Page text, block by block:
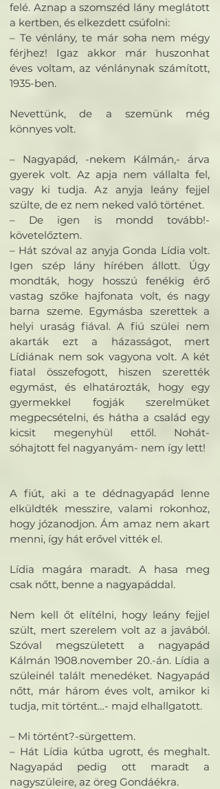
felé. Aznap a szomszéd lány meglátott
a kertben, és elkezdett csúfolni:
– Te vénlány, te már soha nem mégy
férjhez! Igaz akkor már huszonhat
éves voltam, az vénlánynak számított,
1935-ben.
Nevettünk, de a szemünk még
könnyes volt.
– Nagyapád, -nekem Kálmán,- árva
gyerek volt. Az apja nem vállalta fel,
vagy ki tudja. Az anyja leány fejjel
szülte, de ez nem neked való történet.
– De igen is mondd tovább!-
követelőztem.
– Hát szóval az anyja Gonda Lídia volt.
Igen szép lány hírében állott. Úgy
mondták, hogy hosszú fenékig érő
vastag szőke hajfonata volt, és nagy
barna szeme. Egymásba szerettek a
helyi uraság fiával. A fiú szülei nem
akarták ezt a házasságot, mert
Lídiának nem sok vagyona volt. A két
fiatal összefogott, hiszen szerették
egymást, és elhatározták, hogy egy
gyermekkel fogják szerelmüket
megpecsételni, és hátha a család egy
kicsit megenyhül ettől. Nohát-
sóhajtott fel nagyanyám- nem így lett!
A fiút, aki a te dédnagyapád lenne
elküldték messzire, valami rokonhoz,
hogy józanodjon. Ám amaz nem akart
menni, így hát erővel vitték el.
Lídia magára maradt. A hasa meg
csak nőtt, benne a nagyapáddal.
Nem kell őt elítélni, hogy leány fejjel
szült, mert szerelem volt az a javából.
Szóval megszületett a nagyapád
Kálmán 1908.november 20.-án. Lídia a
szüleinél talált menedéket. Nagyapád
nőtt, már három éves volt, amikor ki
tudja, mit történt…- majd elhallgatott.
– Mi történt?-sürgettem.
– Hát Lídia kútba ugrott, és meghalt.
Nagyapád pedig ott maradt a
nagyszüleire, az öreg Gondáékra.